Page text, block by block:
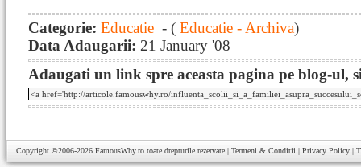
Categorie: Educatie - ( Educatie - Archiva)
Data Adaugarii: 21 January '08
Adaugati un link spre aceasta pagina pe blog-ul,
Copyright ©2006-2026 FamousWhy.ro toate drepturile rezervate | Termeni & Conditii | Privacy Policy |